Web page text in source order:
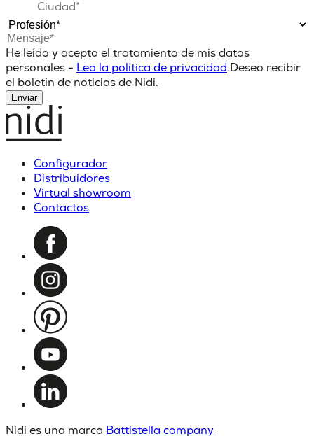
He leído y acepto el tratamiento de mis datos
personales - Lea la política de privacidad.Deseo recibir
el boletín de noticias de Nidi.
Enviar
Configurador
Distribuidores
Virtual showroom
Contactos
Nidi es una marca Battistella company